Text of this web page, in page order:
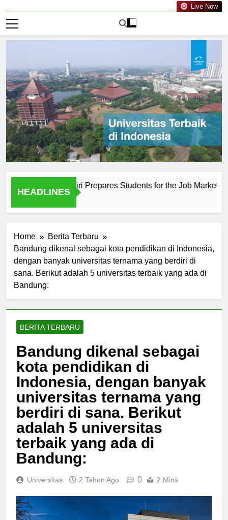
Live Now
HEADLINES
Kediri Prepares Students for the Job Market
Home
Berita Terbaru
Bandung dikenal sebagai kota pendidikan di Indonesia,
dengan banyak universitas ternama yang berdiri di
sana. Berikut adalah 5 universitas terbaik yang ada di
Bandung:
BERITA TERBARU
Bandung dikenal sebagai
kota pendidikan di
Indonesia, dengan banyak
universitas ternama yang
berdiri di sana. Berikut
adalah 5 universitas
terbaik yang ada di
Bandung:
Universitas 2 Tahun Ago 0 2 Mins